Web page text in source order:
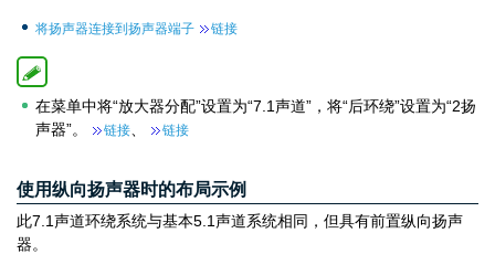
将扬声器连接到扬声器端子 链接
在菜单中将“放大器分配”设置为“7.1声道”，将“后环绕”设置为“2扬
声器”。
链接、 链接
使用纵向扬声器时的布局示例
此7.1声道环绕系统与基本5.1声道系统相同，但具有前置纵向扬声
器。